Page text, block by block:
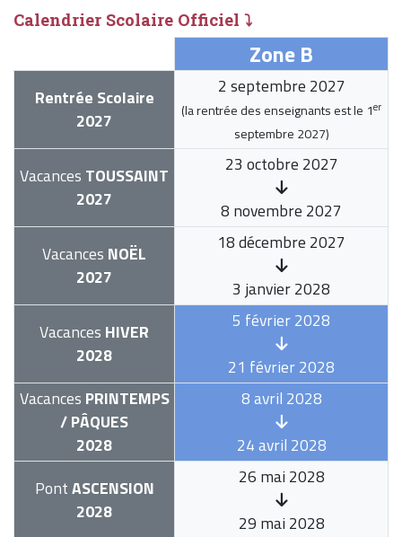
Calendrier Scolaire Officiel ⤵
Zone B
Rentrée Scolaire
2027
2 septembre 2027
(la rentrée des enseignants est le 1er
septembre 2027)
Vacances TOUSSAINT
2027
23 octobre 2027
8 novembre 2027
Vacances NOËL
2027
18 décembre 2027
3 janvier 2028
Vacances HIVER
2028
5 février 2028
21 février 2028
Vacances PRINTEMPS
/ PÂQUES
2028
8 avril 2028
24 avril 2028
PontASCENSION
2028
26 mai 2028
29 mai 2028